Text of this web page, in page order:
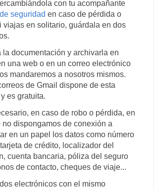
con tu acompañante
seguridad en caso de pérdida o
viajas en solitario, guárdala en dos
la documentación y archivarla en
una web o en un correo electrónico
mandaremos a nosotros mismos.
de Gmail dispone de esta
es gratuita.
en caso de robo o pérdida, en
no dispongamos de conexión a
en un papel los datos como número
de crédito, localizador del
cuenta bancaria, póliza del seguro
de contacto, cheques de viaje...
electrónicos con el mismo